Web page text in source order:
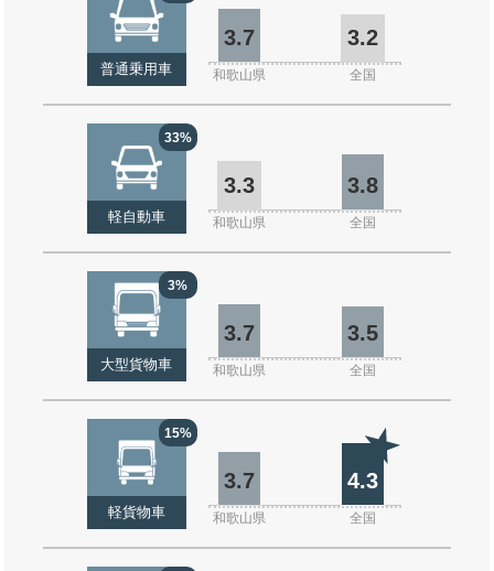
普通乗用車
3.7 3.2
和歌山県 全国
33%
軽自動車
3.3 3.8
和歌山県 全国
3%
大型貨物車
3.7 3.5
和歌山県 全国
15%
軽貨物車
3.7 4.3
和歌山県 全国